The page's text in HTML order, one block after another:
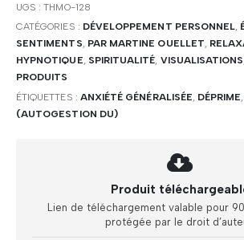
UGS :THMO-128
CATÉGORIES : DÉVELOPPEMENT PERSONNEL,
SENTIMENTS, PAR MARTINE OUELLET,
HYPNOTIQUE, SPIRITUALITÉ, VISUALISATIONS
PRODUITS
ÉTIQUETTES : ANXIÉTÉ GÉNÉRALISÉE DÉPRIME
(AUTOGESTION DU)
Produit
Lien de téléchargement valable pour
protégée par le droit